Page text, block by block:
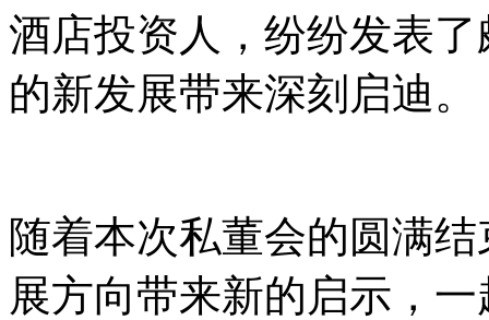
酒店投资人，纷纷发表
的新发展带来深刻启迪。
随着本次私董会的圆满
展方向带来新的启示，